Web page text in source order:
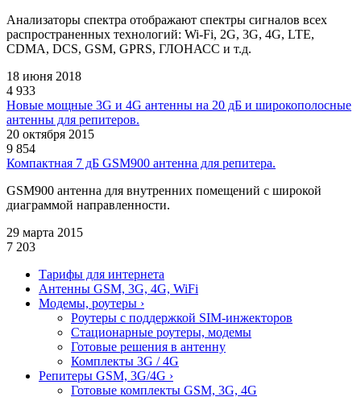
Анализаторы спектра отображают спектры сигналов всех
распространенных технологий: Wi-Fi, 2G, 3G, 4G, LTE,
CDMA, DCS, GSM, GPRS, ГЛОНАСС и т.д.
18 июня 2018
4 933
Новые мощные 3G и 4G антенны на 20 дБ и широкополосные
антенны для репитеров.
20 октября 2015
9 854
Компактная 7 дБ GSM900 антенна для репитера.
GSM900 антенна для внутренних помещений с широкой
диаграммой направленности.
29 марта 2015
7 203
Тарифы для интернета
Антенны GSM, 3G, 4G, WiFi
Модемы, роутеры ›
Роутеры с поддержкой SIM-инжекторов
Стационарные роутеры, модемы
Готовые решения в антенну
Комплекты 3G / 4G
Репитеры GSM, 3G/4G ›
Готовые комплекты GSM, 3G, 4G